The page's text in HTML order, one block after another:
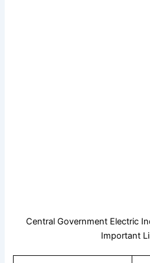
Central Government Electric
Important